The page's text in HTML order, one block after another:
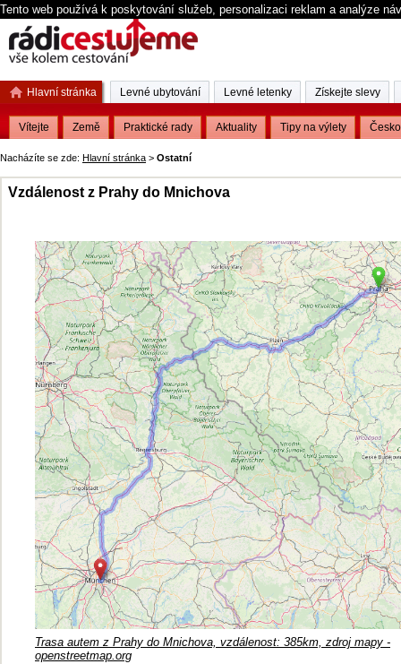
Tento web používá k poskytování služeb, personalizaci reklam a analýze
Nacházíte se zde: Hlavní stránka > Ostatní
Vzdálenost z Prahy do Mnichova
Trasa autem z Prahy do Mnichova, vzdálenost: 385km, zdroj mapy -
openstreetmap.org
Hlavní stránka
Vítejte Země Praktické rady Aktuality Tipy na výlety Česko
Levné ubytování Levné letenky Získejte slevy